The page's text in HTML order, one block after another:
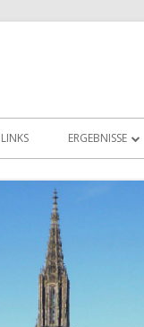
LINKS ERGEBNISSE